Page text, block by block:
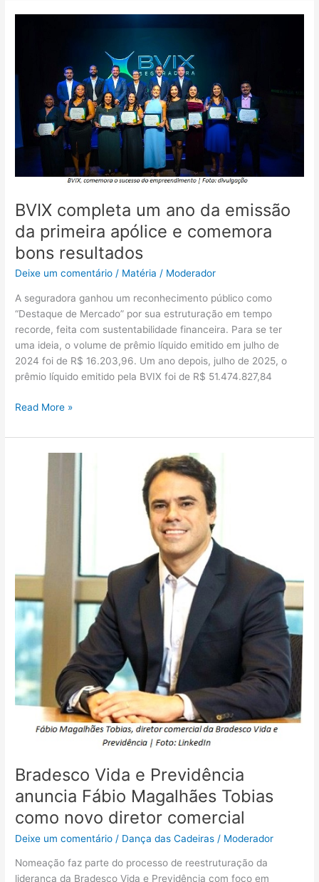
BVIX completa um ano da emissão
da primeira apólice e comemora
bons resultados
Deixe um comentário / Matéria / Moderador
A seguradora ganhou um reconhecimento público como
“Destaque de Mercado” por sua estruturação em tempo
recorde, feita com sustentabilidade financeira. Para se ter
uma ideia, o volume de prêmio líquido emitido em julho de
2024 foi de R$ 16.203,96. Um ano depois, julho de 2025, o
prêmio líquido emitido pela BVIX foi de R$ 51.474.827,84
emissão
primeira
apólice
comemora
resultados
Read More »
Bradesco Vida e Previdência
anuncia Fábio Magalhães Tobias
como novo diretor comercial
Deixe um comentário / Dança das Cadeiras / Moderador
Nomeação faz parte do processo de reestruturação da
liderança da Bradesco Vida e Previdência com foco em
Tobias
novo
diretor
comercial